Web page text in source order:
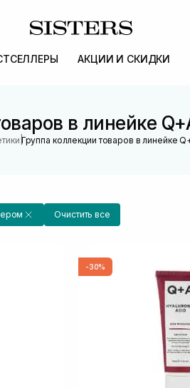
АКЦИИ И СКИДКИ
в линейке
|Группа коллекции товаров в линейке
Очистить все
-30%